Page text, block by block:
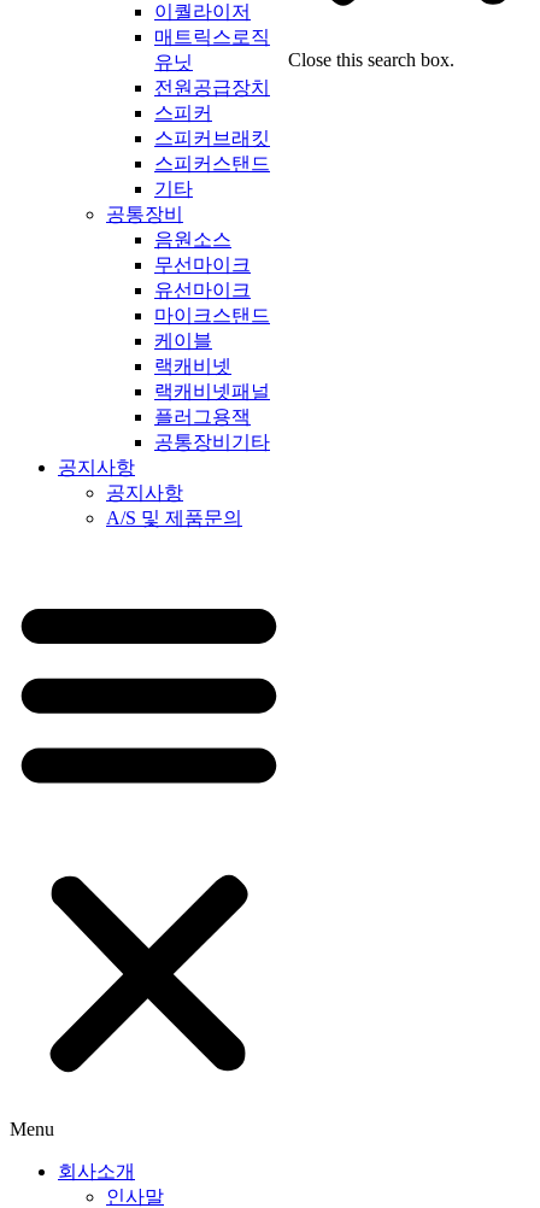
이퀄라이저
매트릭스로직
유닛
전원공급장치
스피커
스피커브래킷
스피커스탠드
기타
공통장비
음원소스
무선마이크
유선마이크
마이크스탠드
케이블
랙캐비넷
랙캐비넷패널
플러그용잭
공통장비기타
공지사항
공지사항
A/S 및 제품문의
Menu
회사소개
인사말
Close this search box.